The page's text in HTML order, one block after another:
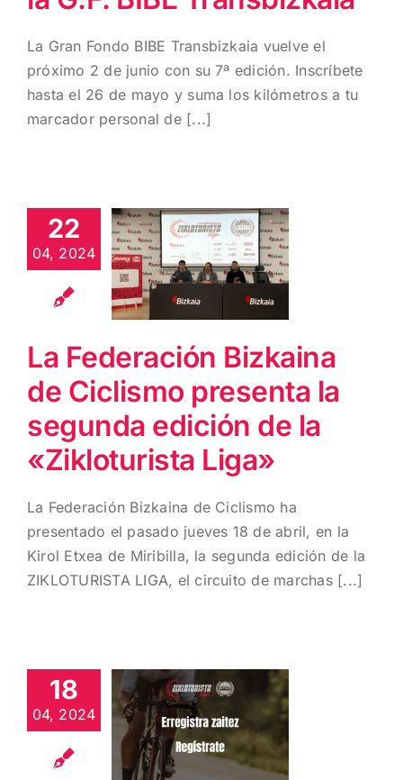
La Gran Fondo BIBE Transbizkaia vuelve el
próximo 2 de junio con su 7ª edición. Inscríbete
hasta el 26 de mayo y suma los kilómetros a tu
marcador personal de [...]
22
04, 2024
Bizkaina de
Ciclismo
presenta la
segunda
edición de la
«Zikloturista
Liga»
La Federación Bizkaina
de Ciclismo presenta la
segunda edición de la
«Zikloturista Liga»
La Federación Bizkaina de Ciclismo ha
presentado el pasado jueves 18 de abril, en la
Kirol Etxea de Miribilla, la segunda edición de la
ZIKLOTURISTA LIGA, el circuito de marchas [...]
18
04, 2024
Vuelve la
Zikloturista
Liga
¡Regístrate!